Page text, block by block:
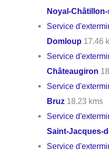
Noyal-
Service
Domloup 17.46
Service
Châteaugiron
Service
Bruz 18.23 kms
Service
Saint-Jacques-
Service